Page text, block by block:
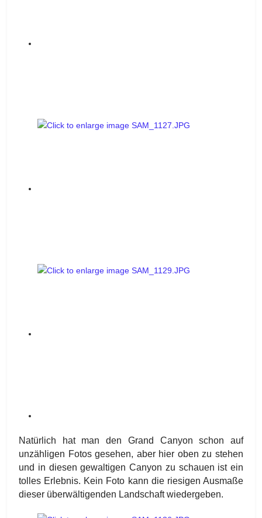
Natürlich hat man den Grand Canyon schon auf
unzähligen Fotos gesehen, aber hier oben zu stehen
und in diesen gewaltigen Canyon zu schauen ist ein
tolles Erlebnis. Kein Foto kann die riesigen Ausmaße
dieser überwältigenden Landschaft wiedergeben.